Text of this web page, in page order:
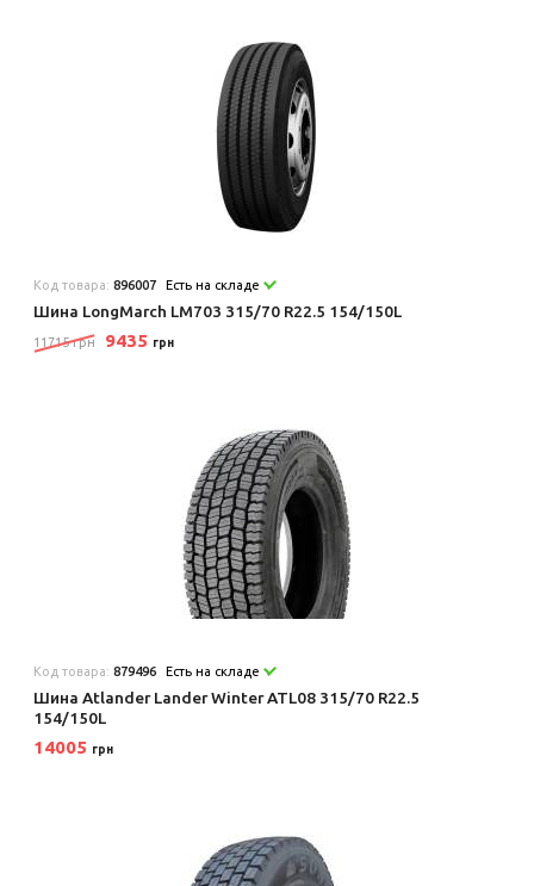
Код товара:896007 Есть на складе
Шина LongMarch LM703 315/70 R22.5 154/150L
11715 грн 9435 грн
Код товара:879496 Есть на складе
Шина Atlander Lander Winter ATL08 315/70 R22.5
154/150L
14005 грн